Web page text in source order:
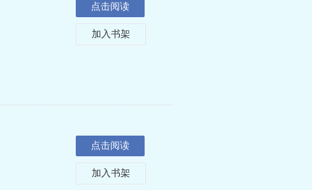
点击阅读
加入书架
点击阅读
加入书架